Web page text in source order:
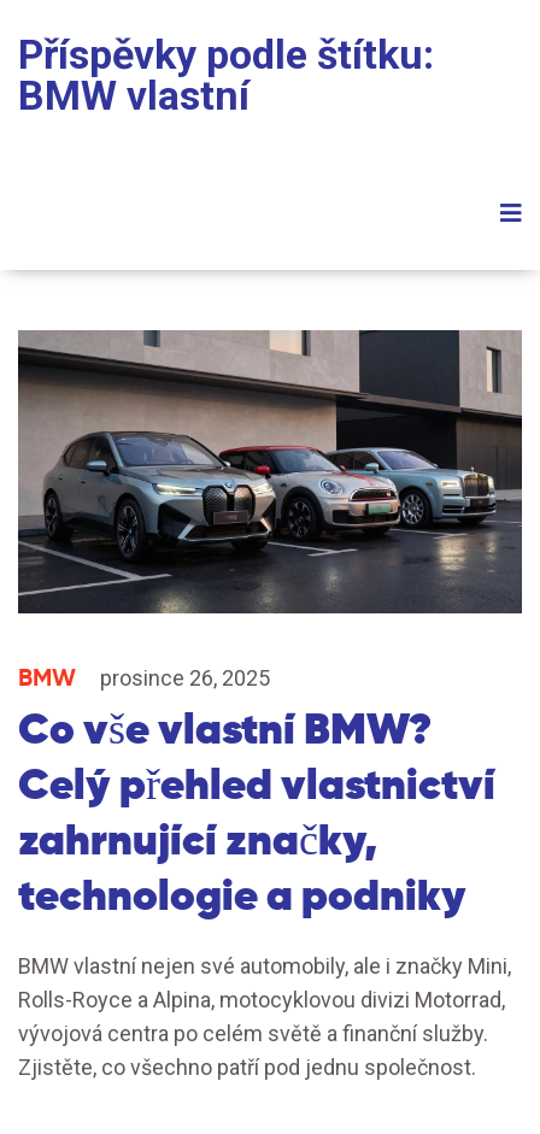
Příspěvky podle štítku:
BMW vlastní
BMW prosince 26, 2025
Co vše vlastní BMW?
Celý přehled vlastnictví
zahrnující značky,
technologie a podniky
BMW vlastní nejen své automobily, ale i značky Mini,
Rolls-Royce a Alpina, motocyklovou divizi Motorrad,
vývojová centra po celém světě a finanční služby.
Zjistěte, co všechno patří pod jednu společnost.